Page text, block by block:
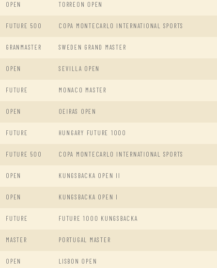
OPEN TORREON OPEN
FUTURE 500 COPA MONTECARLO INTERNATIONAL SPORTS
GRANMASTER SWEDEN GRAND MASTER
OPEN SEVILLA OPEN
FUTURE MONACO MASTER
OPEN OEIRAS OPEN
FUTURE HUNGARY FUTURE 1000
FUTURE 500 COPA MONTECARLO INTERNATIONAL SPORTS
OPEN KUNGSBACKA OPEN II
OPEN KUNGSBACKA OPEN I
FUTURE FUTURE 1000 KUNGSBACKA
MASTER PORTUGAL MASTER
OPEN LISBON OPEN